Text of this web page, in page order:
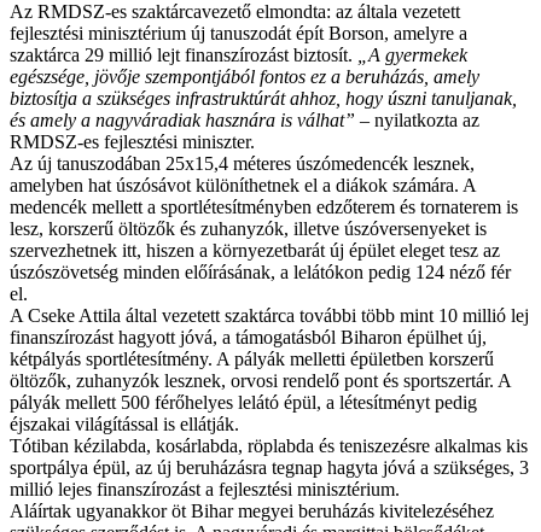
Az RMDSZ-es szaktárcavezető elmondta: az általa vezetett
fejlesztési minisztérium új tanuszodát épít Borson, amelyre a
szaktárca 29 millió lejt finanszírozást biztosít. „A gyermekek
egészsége, jövője szempontjából fontos ez a beruházás, amely
biztosítja a szükséges infrastruktúrát ahhoz, hogy úszni tanuljanak,
és amely a nagyváradiak hasznára is válhat” – nyilatkozta az
RMDSZ-es fejlesztési miniszter.
Az új tanuszodában 25x15,4 méteres úszómedencék lesznek,
amelyben hat úszósávot különíthetnek el a diákok számára. A
medencék mellett a sportlétesítményben edzőterem és tornaterem is
lesz, korszerű öltözők és zuhanyzók, illetve úszóversenyeket is
szervezhetnek itt, hiszen a környezetbarát új épület eleget tesz az
úszószövetség minden előírásának, a lelátókon pedig 124 néző fér
el.
A Cseke Attila által vezetett szaktárca további több mint 10 millió lej
finanszírozást hagyott jóvá, a támogatásból Biharon épülhet új,
kétpályás sportlétesítmény. A pályák melletti épületben korszerű
öltözők, zuhanyzók lesznek, orvosi rendelő pont és sportszertár. A
pályák mellett 500 férőhelyes lelátó épül, a létesítményt pedig
éjszakai világítással is ellátják.
Tótiban kézilabda, kosárlabda, röplabda és teniszezésre alkalmas kis
sportpálya épül, az új beruházásra tegnap hagyta jóvá a szükséges, 3
millió lejes finanszírozást a fejlesztési minisztérium.
Aláírtak ugyanakkor öt Bihar megyei beruházás kivitelezéséhez